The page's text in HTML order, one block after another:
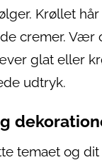
Krøllet
cremer. Vær
glat eller
udtryk.
temaet og